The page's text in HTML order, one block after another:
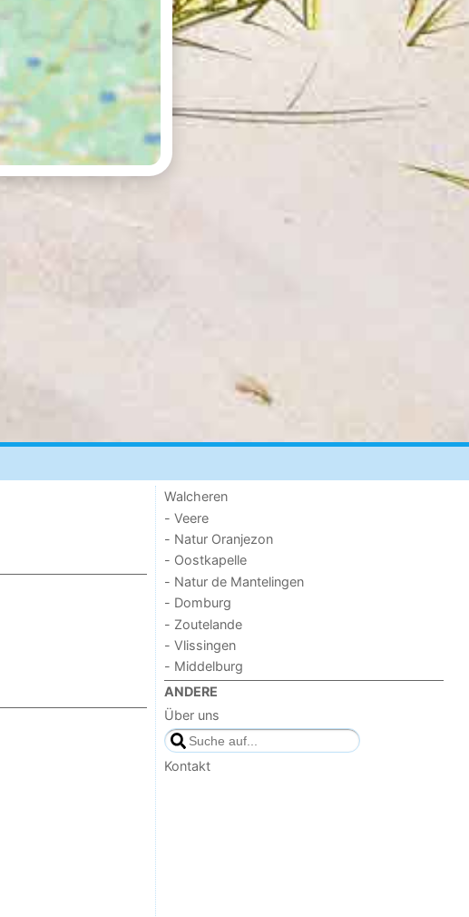
Walcheren
- Veere
- Natur Oranjezon
- Oostkapelle
- Natur de Mantelingen
- Domburg
- Zoutelande
- Vlissingen
- Middelburg
ANDERE
Über uns
Kontakt